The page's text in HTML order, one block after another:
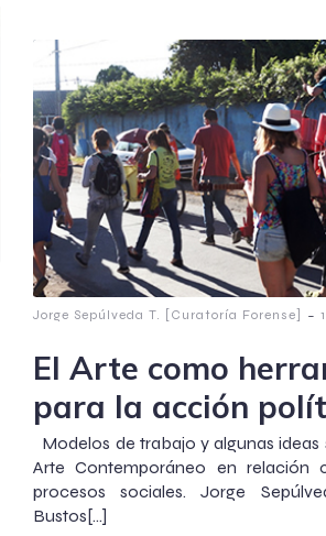
Jorge Sepúlveda T. [Curatoría Forense] -
El Arte como
para la acción
Modelos de trabajo y algunas ideas
Arte Contemporáneo en relación
procesos sociales. Jorge
Bustos[…]